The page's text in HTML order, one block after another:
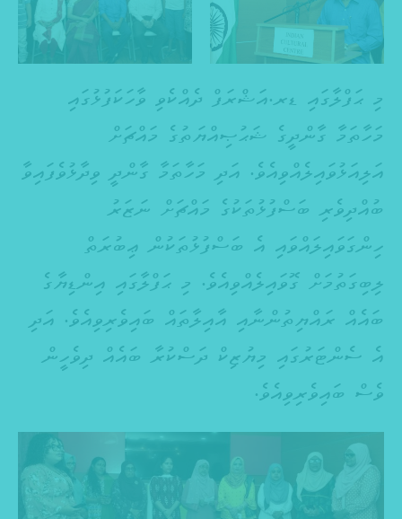
މި ޙަފްލާގައި ޑރ.އަޝްރަފް ދެއްކެވި ވާހަކަފުޅުގައި
މަހާތަމާ ގާންދީގެ ޝަޙުޞިއްޔަތުގެ މައްޗަށް
އަލިއަޅުވައިލެއްވިއެވެ. އަދި މަހާތަމާ ގާންދީ ވިދާޅުވެފައިވާ
ބުއްދިވެރި ބަސްފުޅުތަކުގެ މައްޗަށް ނަޒަރު
ހިންގަވައިލައްވައި އެ ބަސްފުޅުތަކުން ޢިބުރަތް
ލިބިގަތުމަށް ގޮވައިލެއްވިއެވެ. މި ޙަފްލާގައި އިންޑިޔާގެ
ބައެއް ރައްޔިތުންނާއި އާއިލާތައް ބައިވެރިވިއެވެ. އަދި
އެ ސެންޓަރުގައި މިޔުޒިކް ދަސްކުރާ ބައެއް ދިވެހީން
ވެސް ބައިވެރިވިއެވެ.